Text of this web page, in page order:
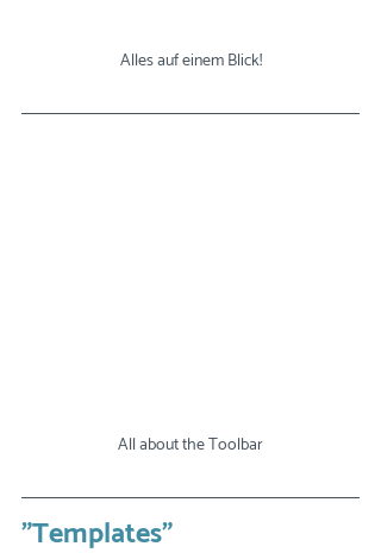
Alles auf einem Blick!
All about the Toolbar
"Templates"